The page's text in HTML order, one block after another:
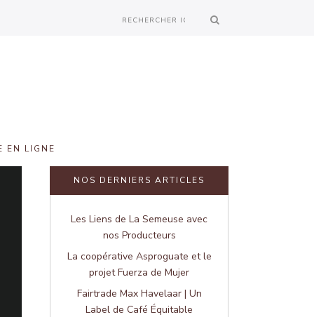
EN LIGNE
NOS DERNIERS ARTICLES
Les Liens de La Semeuse avec
nos Producteurs
La coopérative Asproguate et le
projet Fuerza de Mujer
Fairtrade Max Havelaar | Un
Label de Café Équitable